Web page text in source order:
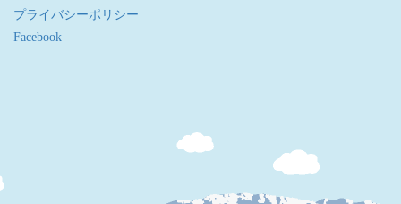
プライバシーポリシー
Facebook